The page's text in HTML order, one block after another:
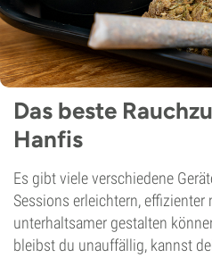
Das beste
Hanfis
Es gibt viele verschiedene
Sessions erleichtern, effizienter
unterhaltsamer gestalten
bleibst du unauffällig, kannst